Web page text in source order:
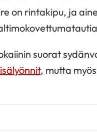
on rintakipu, ja
suorat
, mutta myös